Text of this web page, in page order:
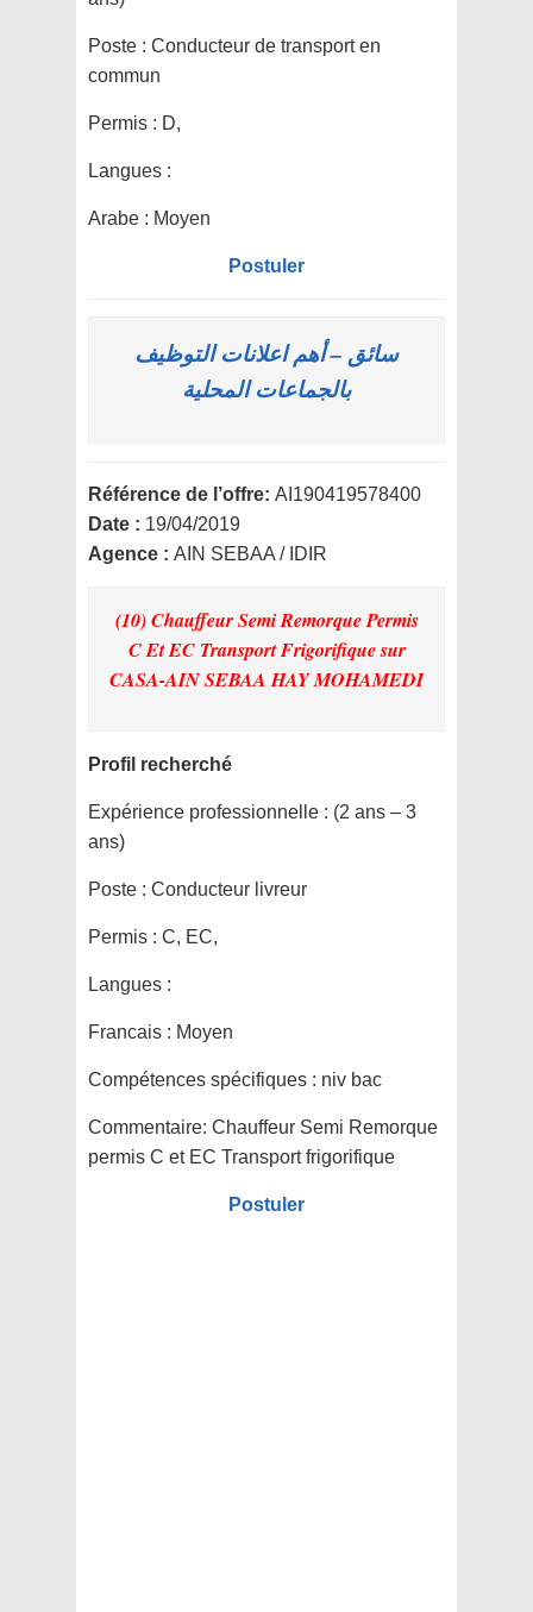
Poste : Conducteur de transport en
commun
Permis : D,
Langues :
Arabe : Moyen
Postuler
سائق – أهم اعلانات التوظيف
بالجماعات المحلية
Référence de l’offre: AI190419578400
Date : 19/04/2019
Agence : AIN SEBAA / IDIR
(10) Chauffeur Semi Remorque Permis
C Et EC Transport Frigorifiquesur
CASA-AIN SEBAA HAY MOHAMEDI
Profil recherché
Expérience professionnelle : (2 ans – 3
ans)
Poste : Conducteur livreur
Permis : C, EC,
Langues :
Francais : Moyen
Compétences spécifiques : niv bac
Commentaire: Chauffeur Semi Remorque
permis C et EC Transport frigorifique
Postuler